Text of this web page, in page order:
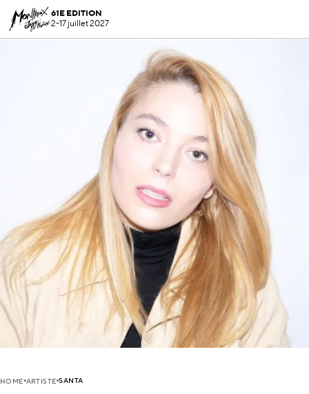
61E EDITION
2-17 juillet 2027
HOME ARTISTE SANTA